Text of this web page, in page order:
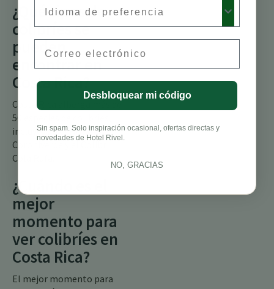
¿Qué tipos de
colibríes se
pueden
encontrar en
Costa Rica?
Costa Rica alberga más de
50 especies de colibríes,
incluyendo el Brillante
Coroniverde y el Colibrí
Cola Rufa.
¿Cuándo es el
mejor
momento para
ver colibríes en
Costa Rica?
El mejor momento para
Desbloquear mi código
Sin spam. Solo inspiración ocasional, ofertas directas y
novedades de Hotel Rivel.
NO, GRACIAS